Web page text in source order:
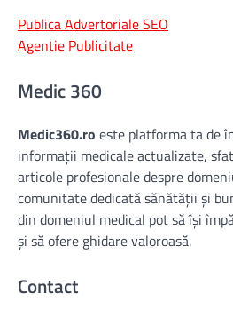
Publica Advertoriale SEO
Agentie Publicitate
Medic 360
Medic360.ro este platforma ta de
informații medicale actualizate,
articole profesionale despre
comunitate dedicată sănătății și
din domeniul medical pot să își
și să ofere ghidare valoroasă.
Contact